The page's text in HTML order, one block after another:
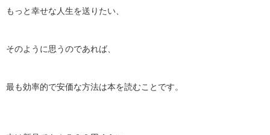
もっと幸せな人生を送りたい、
そのように思うのであれば、
最も効率的で安価な方法は本を読むことです。